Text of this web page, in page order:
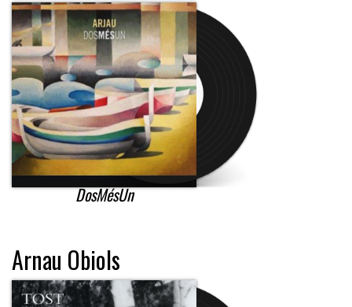
DosMésUn
Arnau Obiols